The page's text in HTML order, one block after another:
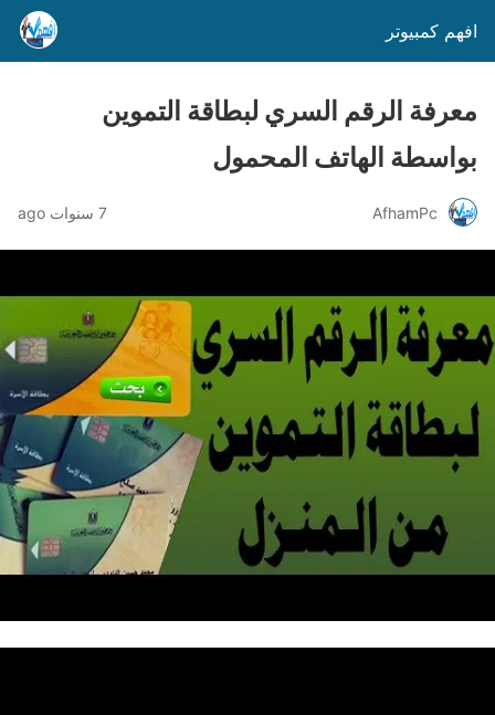
افهم كمبيوتر
معرفة الرقم السري لبطاقة التموين
بواسطة الهاتف المحمول
AfhamPc 7 سنوات ago